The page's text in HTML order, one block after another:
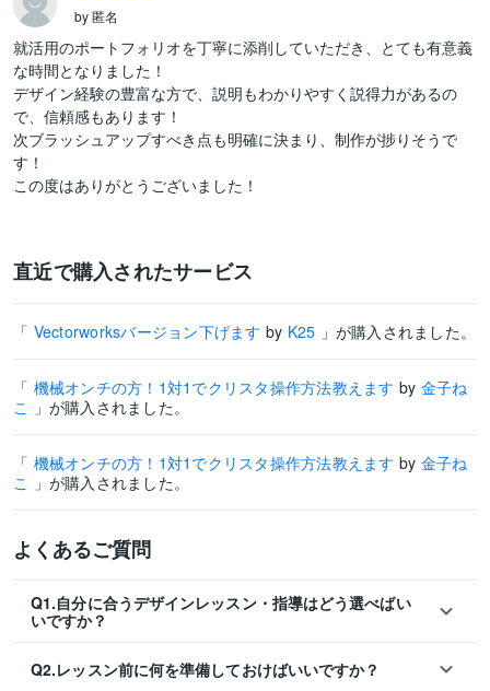
by 匿名
就活用のポートフォリオを丁寧に添削していただき、とても有意義
な時間となりました！
デザイン経験の豊富な方で、説明もわかりやすく説得力があるの
で、信頼感もあります！
次ブラッシュアップすべき点も明確に決まり、制作が捗りそうで
す！
この度はありがとうございました！
直近で購入されたサービス
「 Vectorworksバージョン下げます by K25 」が購入されました。
「 機械オンチの方！1対1でクリスタ操作方法教えます by 金子ね
こ
」が購入されました。
「 機械オンチの方！1対1でクリスタ操作方法教えます by 金子ね
こ
」が購入されました。
よくあるご質問
Q1.自分に合うデザインレッスン・指導はどう選べばい
いですか？
Q2.レッスン前に何を準備しておけばいいですか？